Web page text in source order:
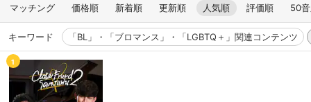
マッチング 価格順 新着順 更新順 人気順 評価順 50
キーワード 「BL」・「ブロマンス」・「LGBTQ＋」関連コンテンツ
1